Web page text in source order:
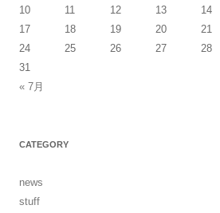
ン
10
11 12 13 14
17
18 19 20 21
24
25 26 27 28
31
« 7月
CATEGORY
news
stuff